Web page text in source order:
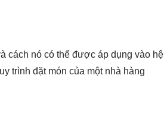
cách nó có thể được áp dụng vào hệ
trình đặt món của một nhà hàng